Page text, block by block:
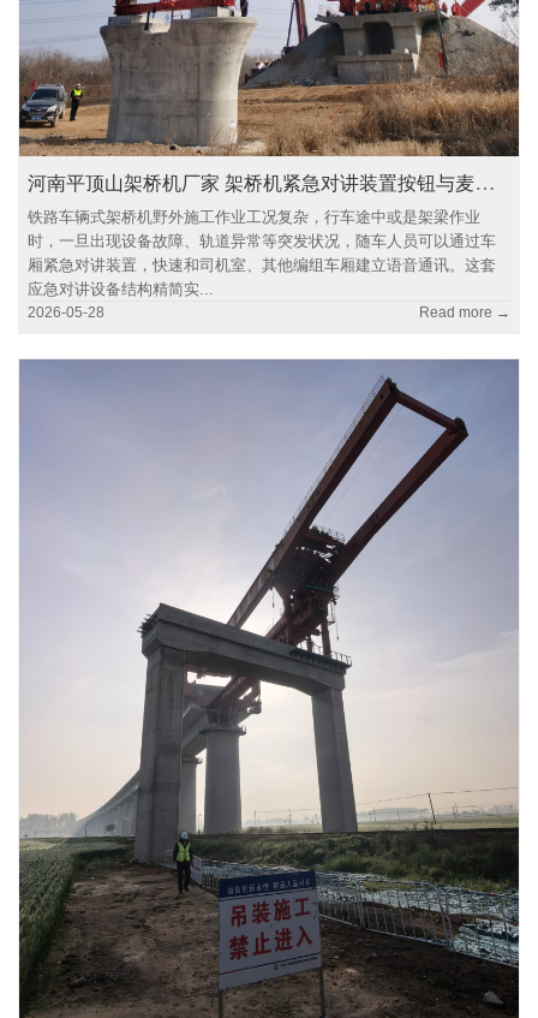
河南平顶山架桥机厂家 架桥机紧急对讲装置按钮与麦克风
铁路车辆式架桥机野外施工作业工况复杂，行车途中或是架梁作业
时，一旦出现设备故障、轨道异常等突发状况，随车人员可以通过车
厢紧急对讲装置，快速和司机室、其他编组车厢建立语音通讯。这套
应急对讲设备结构精简实...
2026-05-28 Read more →